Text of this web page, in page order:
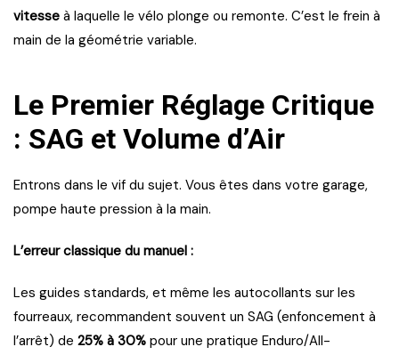
vitesse à laquelle le vélo plonge ou remonte. C’est le frein à
main de la géométrie variable.
Le Premier Réglage Critique
: SAG et Volume d’Air
Entrons dans le vif du sujet. Vous êtes dans votre garage,
pompe haute pression à la main.
L’erreur classique du manuel :
Les guides standards, et même les autocollants sur les
fourreaux, recommandent souvent un SAG (enfoncement à
l’arrêt) de 25% à 30% pour une pratique Enduro/All-